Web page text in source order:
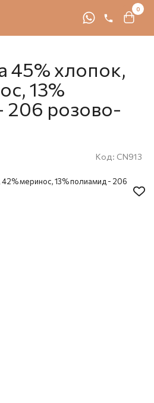
0
45% хлопок,
13%
206 розово-
Код: CN913